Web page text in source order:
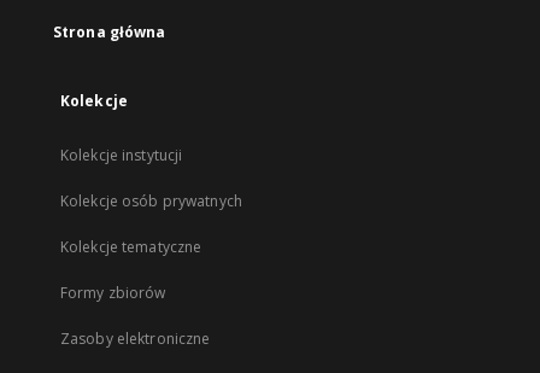
Strona główna
Kolekcje
Kolekcje instytucji
Kolekcje osób prywatnych
Kolekcje tematyczne
Formy zbiorów
Zasoby elektroniczne